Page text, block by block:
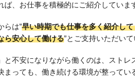
ば、お仕事を積極的にご紹介していま
らは”早い時期でも仕事を多く紹介し
ら安心して働ける”とご支持いただいて
と不安になりながら働くのは、ストレ
まっても、働き続ける環境が整ってい